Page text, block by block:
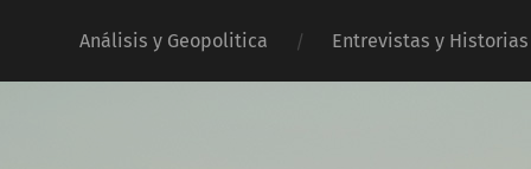
Análisis y Geopolitica Entrevistas y Historias